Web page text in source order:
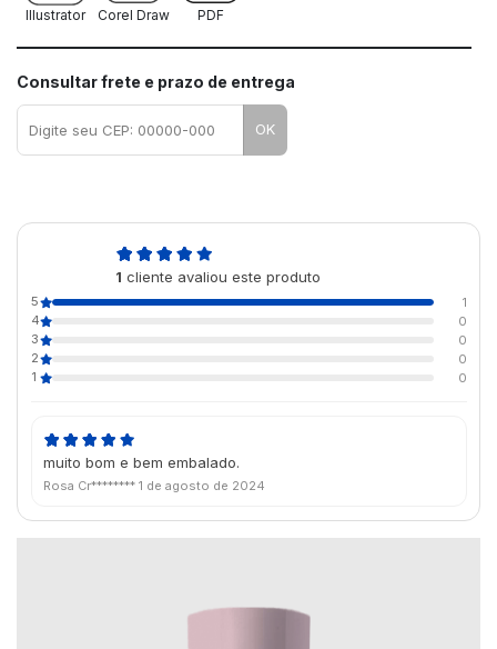
Illustrator Corel Draw PDF
Consultar frete e prazo de entrega
OK
1 cliente avaliou este produto
5
1
4
0
3
0
2
0
1
0
muito bom e bem embalado.
Rosa Cr******** 1 de agosto de 2024